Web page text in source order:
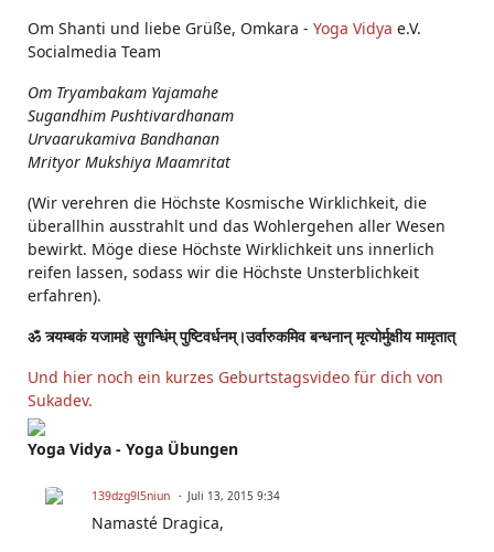
Om Shanti und liebe Grüße, Omkara - Yoga Vidya e.V.
Socialmedia Team
Om Tryambakam Yajamahe
Sugandhim Pushtivardhanam
Urvaarukamiva Bandhanan
Mrityor Mukshiya Maamritat
(Wir verehren die Höchste Kosmische Wirklichkeit, die
überallhin ausstrahlt und das Wohlergehen aller Wesen
bewirkt. Möge diese Höchste Wirklichkeit uns innerlich
reifen lassen, sodass wir die Höchste Unsterblichkeit
erfahren).
ॐ त्र्यम्बकं यजामहे सुगन्धिंम् पुष्टिवर्धनम्।उर्वारुकमिव बन्धनान् मृत्योर्मुक्षीय मामृतात्
Und hier noch ein kurzes Geburtstagsvideo für dich von
Sukadev.
Yoga Vidya - Yoga Übungen
139dzg9l5niun Juli 13, 2015 9:34
Namasté Dragica,